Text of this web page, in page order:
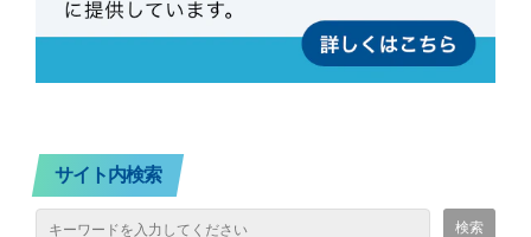
サイト内検索